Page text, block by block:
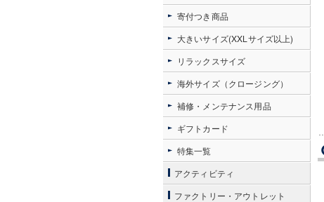
寄付つき商品
大きいサイズ(XXLサイズ以上)
リラックスサイズ
海外サイズ（クロージング）
補修・メンテナンス用品
ギフトカード
特集一覧
アクティビティ
ファクトリー・アウトレット